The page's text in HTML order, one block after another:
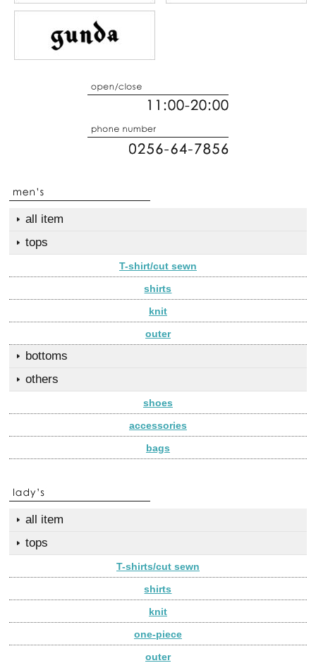
all item
tops
T-shirt/cut sewn
shirts
knit
outer
bottoms
others
shoes
accessories
bags
all item
tops
T-shirts/cut sewn
shirts
knit
one-piece
outer